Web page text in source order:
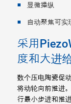
显微操纵
自动聚焦可实
采用
度和大进
数个压电陶瓷促
将动轮向前推进
行最小步进和推进